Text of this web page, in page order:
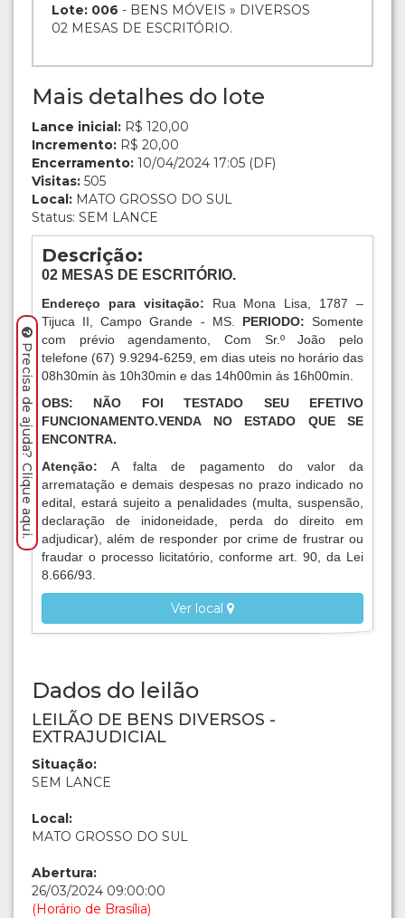
Lote: 006 - BENS MÓVEIS » DIVERSOS
02 MESAS DE ESCRITÓRIO.
Mais detalhes do lote
Lance inicial: R$ 120,00
Incremento: R$ 20,00
Encerramento: 10/04/2024 17:05 (DF)
Visitas: 505
Local: MATO GROSSO DO SUL
Status: SEM LANCE
Descrição:
02 MESAS DE ESCRITÓRIO.
Endereço para visitação: Rua Mona Lisa, 1787 –
Tijuca II, Campo Grande - MS. PERIODO: Somente
com prévio agendamento, Com Sr.º João pelo
telefone (67) 9.9294-6259, em dias uteis no horário das
08h30min às 10h30min e das 14h00min às 16h00min.
OBS: NÃO FOI TESTADO SEU EFETIVO
FUNCIONAMENTO.VENDA NO ESTADO QUE SE
ENCONTRA.
Atenção:A falta de pagamento do valor da
arrematação e demais despesas no prazo indicado no
edital, estará sujeito a penalidades (multa, suspensão,
declaração de inidoneidade, perda do direito em
adjudicar), além de responder por crime de frustrar ou
fraudar o processo licitatório, conforme art. 90, da Lei
8.666/93.
Ver local
Dados do leilão
LEILÃO DE BENS DIVERSOS -
EXTRAJUDICIAL
Situação:
SEM LANCE
Local:
MATO GROSSO DO SUL
Abertura:
26/03/2024 09:00:00
(Horário de Brasília)
Precisa de ajuda? Clique aqui.